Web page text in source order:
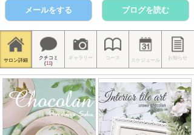
メールをする ブログを読む
サロン詳細
クチコミ
(11)
ギャラリー コース スケジュール お知らせ